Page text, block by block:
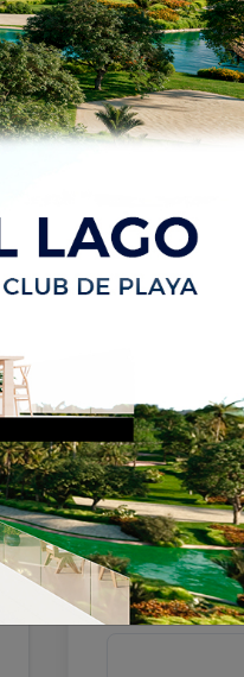
¿Te
MÁS
Nombre
Teléfono*
Correo